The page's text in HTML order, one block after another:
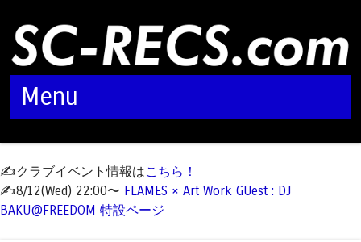
Menu
✍️クラブイベント情報はこちら！
✍️8/12(Wed) 22:00〜 FLAMES × Art Work GUest : DJ
BAKU@FREEDOM 特設ページ